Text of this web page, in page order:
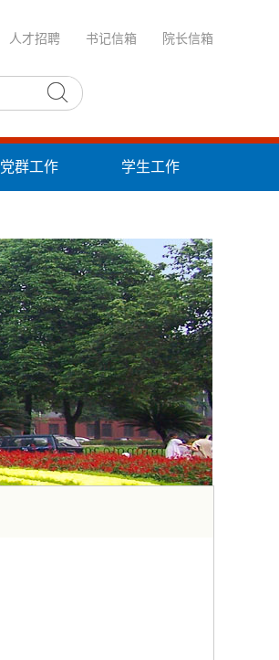
人才招聘 书记信箱 院长信箱
党群工作 学生工作